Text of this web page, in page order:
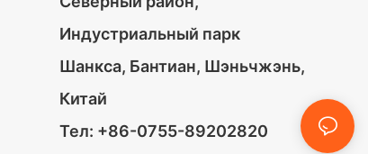
Индустриальный парк
Шанкса, Бантиан, Шэньчжэнь,
Китай
Тел: +86-0755-89202820